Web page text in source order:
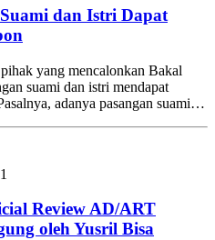
dan Istri Dapat
yang mencalonkan Bakal
suami dan istri mendapat
adanya pasangan suami…
Review AD/ART
oleh Yusril Bisa